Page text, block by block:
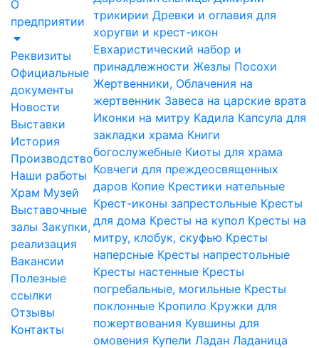
О
предприятии
Реквизиты
Официальные
документы
Новости
Выставки
История
Производство
Наши работы
Храм Музей
Выставочные
залы Закупки,
реализация
Вакансии
Полезные
ссылки
Отзывы
Контакты
трикирии Древки и оглавия для
хоругви и крест-икон
Евхаристический набор и
принадлежности Жезлы Посохи
Жертвенники, Облачения на
жертвенник Завеса на царские врата
Иконки на митру Кадила Капсула для
закладки храма Книги
богослужебные Киоты для храма
Ковчеги для преждеосвященных
даров Копие Крестики нательные
Крест-иконы запрестольные Кресты
для дома Кресты на купол Кресты на
митру, клобук, скуфью Кресты
наперсные Кресты напрестольные
Кресты настенные Кресты
погребальные, могильные Кресты
поклонные Кропило Кружки для
пожертвования Кувшины для
омовения Купели Ладан Ладаница